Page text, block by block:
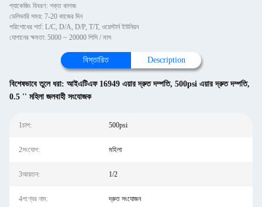
প্যাকেজিং বিবরণ: শক্ত কাগজ
ডেলিভারি সময়: 7-20 কাজের দিন
পরিশোধের শর্ত: L/C, D/A, D/P, T/T, ওয়েস্টার্ন ইউনিয়ন
যোগানের ক্ষমতা: 5000 ~ 20000 পিসি / মাস
বিস্তারিত Description
বিশেষভাবে তুলে ধরা: আইএটিএফ 16949 এয়ার দ্রুত দম্পতি, 500psi এয়ার দ্রুত দম্পতি,
0.5 '' মহিলা জলবাহী সংযোজক
1চাপ: 500psi
2সংযোগ: মহিলা
3আয়তন: 1/2
4পণ্যের নাম: দ্রুত সংযোজন